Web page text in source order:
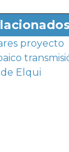
proyecto
Elqui